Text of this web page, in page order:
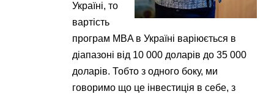
Україні, то
вартість
програм MBA в Україні варіюється в
діапазоні від 10 000 доларів до 35 000
доларів. Тобто з одного боку, ми
говоримо що це інвестиція в себе, з